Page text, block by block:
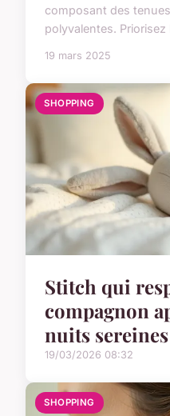
composant des
polyvalentes. Priorisez
19 mars 2025
SHOPPING
Stitch qui
compagnon
nuits sereines
19/03/2026 08:32
SHOPPING